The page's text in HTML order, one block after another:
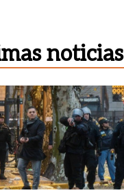
noticias